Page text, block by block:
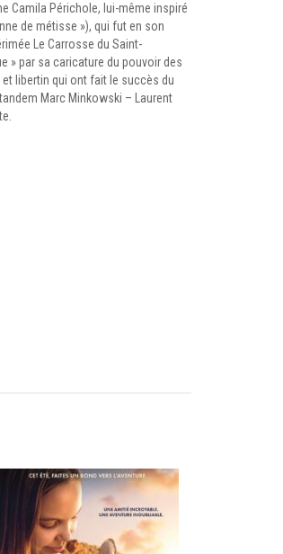
Camila Périchole, lui-même inspiré
de métisse »), qui fut en son
Le Carrosse du Saint-
» par sa caricature du pouvoir des
libertin qui ont fait le succès du
Marc Minkowski – Laurent